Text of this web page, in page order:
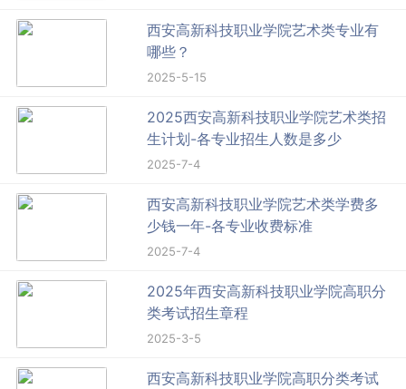
西安高新科技职业学院艺术类专业有
哪些？
2025-5-15
2025西安高新科技职业学院艺术类招
生计划-各专业招生人数是多少
2025-7-4
西安高新科技职业学院艺术类学费多
少钱一年-各专业收费标准
2025-7-4
2025年西安高新科技职业学院高职分
类考试招生章程
2025-3-5
西安高新科技职业学院高职分类考试